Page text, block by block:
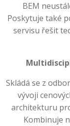
BEM
Poskytuje také
servisu řešit
Skládá se z
vývoji
architekturu
Kombinuje